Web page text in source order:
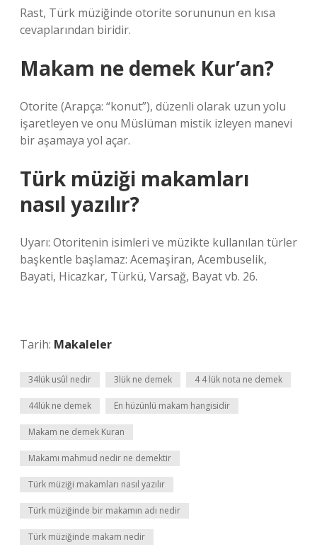
Rast, Türk müziğinde otorite sorununun en kısa
cevaplarından biridir.
Makam ne demek Kur’an?
Otorite (Arapça: “konut”), düzenli olarak uzun yolu
işaretleyen ve onu Müslüman mistik izleyen manevi
bir aşamaya yol açar.
Türk müziği makamları
nasıl yazılır?
Uyarı: Otoritenin isimleri ve müzikte kullanılan türler
başkentle başlamaz: Acemaşiran, Acembuselik,
Bayati, Hicazkar, Türkü, Varsağ, Bayat vb. 26.
Tarih: Makaleler
34lük usûl nedir 3lük ne demek 4 4 lük nota ne demek
44lük ne demek En hüzünlü makam hangisidir
Makam ne demek Kuran
Makamı mahmud nedir ne demektir
Türk müziği makamları nasıl yazılır
Türk müziğinde bir makamın adı nedir
Türk müziğinde makam nedir